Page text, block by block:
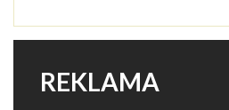
REKLAMA